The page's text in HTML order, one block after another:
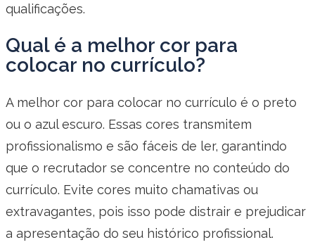
qualificações.
Qual é a melhor cor para
colocar no currículo?
A melhor cor para colocar no currículo é o preto
ou o azul escuro. Essas cores transmitem
profissionalismo e são fáceis de ler, garantindo
que o recrutador se concentre no conteúdo do
currículo. Evite cores muito chamativas ou
extravagantes, pois isso pode distrair e prejudicar
a apresentação do seu histórico profissional.